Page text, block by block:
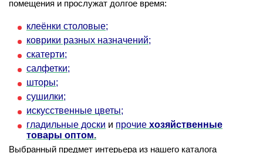
помещения и прослужат долгое время:
клеёнки столовые;
коврики разных назначений;
скатерти;
салфетки;
шторы;
сушилки;
искусственные цветы;
гладильные доски и прочие хозяйственные
товары оптом.
Выбранный предмет интерьера из нашего каталога